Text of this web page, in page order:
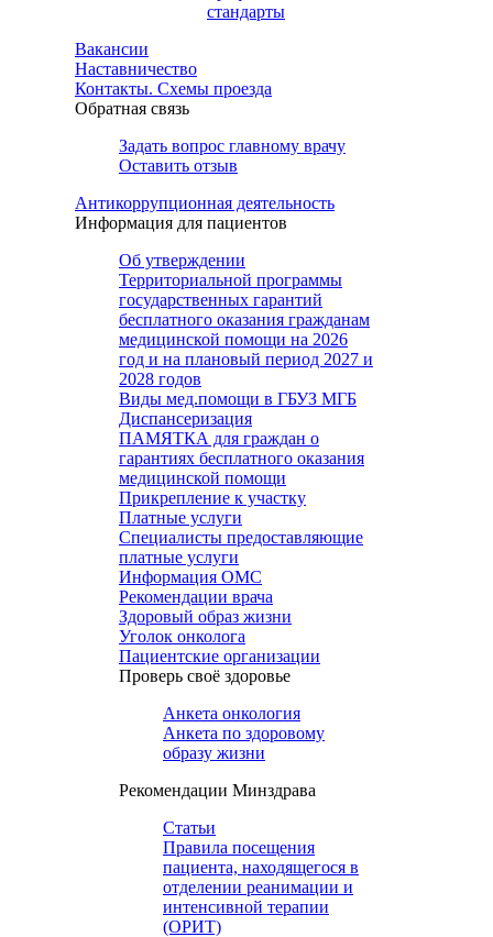
стандарты
Вакансии
Наставничество
Контакты. Схемы проезда
Обратная связь
Задать вопрос главному врачу
Оставить отзыв
Антикоррупционная деятельность
Информация для пациентов
Об утверждении
Территориальной программы
государственных гарантий
бесплатного оказания гражданам
медицинской помощи на 2026
год и на плановый период 2027 и
2028 годов
Виды мед.помощи в ГБУЗ МГБ
Диспансеризация
ПАМЯТКА для граждан о
гарантиях бесплатного оказания
медицинской помощи
Прикрепление к участку
Платные услуги
Специалисты предоставляющие
платные услуги
Информация ОМС
Рекомендации врача
Здоровый образ жизни
Уголок онколога
Пациентские организации
Проверь своё здоровье
Анкета онкология
Анкета по здоровому
образу жизни
Рекомендации Минздрава
Статьи
Правила посещения
пациента, находящегося в
отделении реанимации и
интенсивной терапии
(ОРИТ)